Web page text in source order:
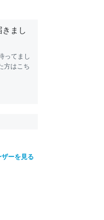
まし
ってまし
方はこち
ーを見る